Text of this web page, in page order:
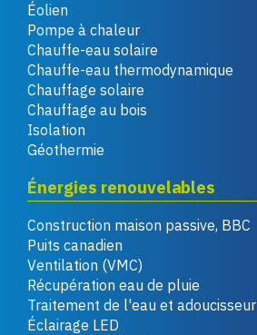
Éolien
Pompe à chaleur
Chauffe-eau solaire
Chauffe-eau thermodynamique
Chauffage solaire
Chauffage au bois
Isolation
Géothermie
Énergies renouvelables
Construction maison passive, BBC
Puits canadien
Ventilation (VMC)
Récupération eau de pluie
Traitement de l'eau et adoucisseur
Éclairage LED